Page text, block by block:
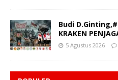
Budi
KRAKEN
5 Agustus 2026